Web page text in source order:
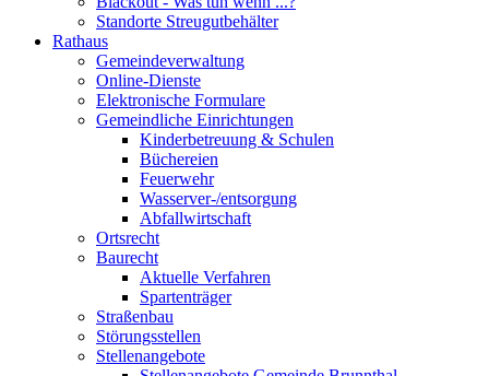
Standorte Streugutbehälter
Rathaus
Gemeindeverwaltung
Online-Dienste
Elektronische Formulare
Gemeindliche Einrichtungen
Kinderbetreuung & Schulen
Büchereien
Feuerwehr
Wasserver-/entsorgung
Abfallwirtschaft
Ortsrecht
Baurecht
Aktuelle Verfahren
Spartenträger
Straßenbau
Störungsstellen
Stellenangebote